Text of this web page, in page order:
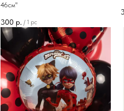
46см"
300 р. / 1 pc